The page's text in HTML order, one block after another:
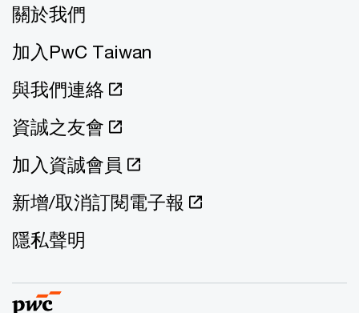
關於我們
加入PwC Taiwan
與我們連絡
資誠之友會
加入資誠會員
新增/取消訂閱電子報
隱私聲明